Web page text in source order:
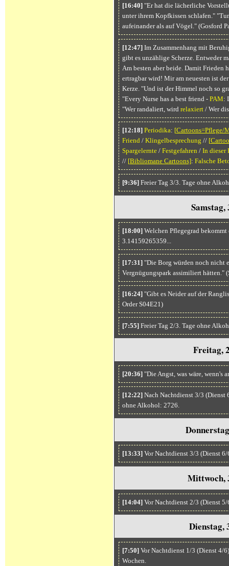
[16:40]"Er hat die lächerliche
unter ihrem Kopfkissen schlafen."
aufeinander als auf Vögel." (Gosford
[12:47]Im Zusammenhang mit
gibt es unzählige Scherze. Entweder
Am besten aber beide. Damit
ertragbar wird! Mir am neuesten ist
Kerze. "Und ist der Himmel noch so
"Every Nurse has a best friend - PAM:
"Wer randaliert, wird relaxiert/ Wer
[12:18] Periodika: [Cartoons=Pflege/
Friend / Klingelbesprechung // [
Spargelernte/ Festgefahren / In dieser
// [Bibliomane Cartoons]: Falsche
[9:36]Freier Tag 3/3. Tage ohne
Samstag,
[18:00]Welchen Pflegegrad
3.14159265359...
[17:31]"Die Borg würden noch nicht
Vergnügungspark assimiliert hätten."
[16:24]"Gibt es Neider auf der
Order S04E21)
[7:55]Freier Tag 2/3. Tage ohne
Freitag,
[20:36]"Die Angst, was wäre, wenn's
[12:22]Nach Nachtdienst 3/3 (Dienst
ohne Alkohol: 2726.
[13:33]Vor Nachtdienst 3/3 (Dienst
Mittwoch,
[14:04]Vor Nachtdienst 2/3 (Dienst
Dienstag,
[7:50]Vor Nachtdienst 1/3 (Dienst 4/
Wochen.